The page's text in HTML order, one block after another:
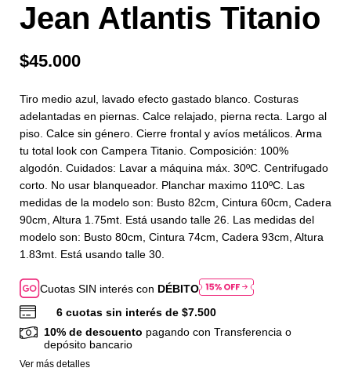
Jean Atlantis Titanio
$45.000
Tiro medio azul, lavado efecto gastado blanco. Costuras
adelantadas en piernas. Calce relajado, pierna recta. Largo al
piso. Calce sin género. Cierre frontal y avíos metálicos. Arma
tu total look con Campera Titanio. Composición: 100%
algodón. Cuidados: Lavar a máquina máx. 30ºC. Centrifugado
corto. No usar blanqueador. Planchar maximo 110ºC. Las
medidas de la modelo son: Busto 82cm, Cintura 60cm, Cadera
90cm, Altura 1.75mt. Está usando talle 26. Las medidas del
modelo son: Busto 80cm, Cintura 74cm, Cadera 93cm, Altura
1.83mt. Está usando talle 30.
Cuotas SIN interés con DÉBITO
6 cuotas sin interés de $7.500
10% de descuento pagando con Transferencia o
depósito bancario
Ver más detalles